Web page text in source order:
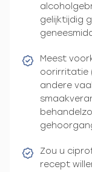
gelijktijdig
Meest
oorirritatie
andere
Zou u
recept